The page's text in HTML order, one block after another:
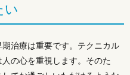
い
治療は重要です。テクニカル
の心を重視します。そのた